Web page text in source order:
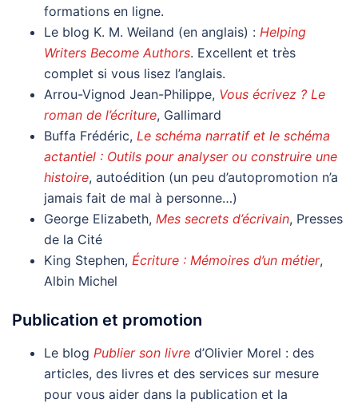
formations en ligne.
Le blog K. M. Weiland (en anglais) : Helping
Writers Become Authors. Excellent et très
complet si vous lisez l’anglais.
Arrou-Vignod Jean-Philippe, Vous écrivez ? Le
roman de l’écriture, Gallimard
Buffa Frédéric, Le schéma narratif et le schéma
actantiel : Outils pour analyser ou construire une
histoire, autoédition (un peu d’autopromotion n’a
jamais fait de mal à personne…)
George Elizabeth, Mes secrets d’écrivain, Presses
de la Cité
King Stephen, Écriture : Mémoires d’un métier,
Albin Michel
Publication et promotion
Le blog Publier son livre d’Olivier Morel : des
articles, des livres et des services sur mesure
pour vous aider dans la publication et la